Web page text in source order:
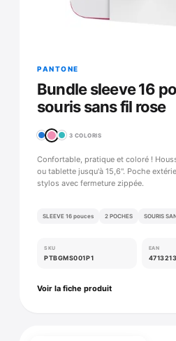
PANTONE
Bundle sleeve 16
souris sans fil rose
3 COLORIS
Confortable, pratique et coloré !
ou tablette jusqu'à 15,6''. Poche
stylos avec fermeture zippée.
SLEEVE 16 pouces 2 POCHES SOURIS
SKU
PTBGMS001P1
EAN
Voir la fiche produit